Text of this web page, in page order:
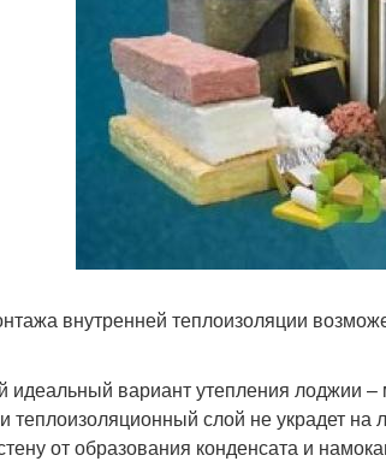
внутренней теплоизоляции
вариант утепления лоджии
теплоизоляционный слой не украдет
от образования конденсата и